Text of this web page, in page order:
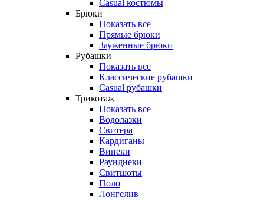
Casual костюмы
Брюки
Показать все
Прямые брюки
Зауженные брюки
Рубашки
Показать все
Классические рубашки
Casual рубашки
Трикотаж
Показать все
Водолазки
Свитера
Кардиганы
Винеки
Раунднеки
Свитшоты
Поло
Лонгслив